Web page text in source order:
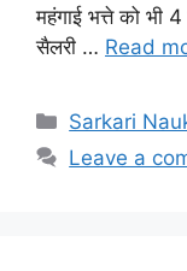
महंगाई भत्ते को भी
सैलरी … Read
Categories
Sarkari
Leave a